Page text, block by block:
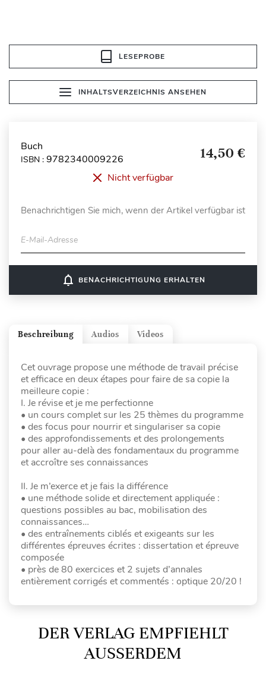
LESEPROBE
INHALTSVERZEICHNIS ANSEHEN
Buch
ISBN : 9782340009226 14,50 €
Nicht verfügbar
Benachrichtigen Sie mich, wenn der Artikel verfügbar ist
E-Mail-Adresse
notifications_none BENACHRICHTIGUNG ERHALTEN
Videos
Audios
Beschreibung
Cet ouvrage propose une méthode de travail précise
et efficace en deux étapes pour faire de sa copie la
meilleure copie :
I. Je révise et je me perfectionne
• un cours complet sur les 25 thèmes du programme
• des focus pour nourrir et singulariser sa copie
• des approfondissements et des prolongements
pour aller au-delà des fondamentaux du programme
et accroître ses connaissances
II. Je m’exerce et je fais la différence
• une méthode solide et directement appliquée :
questions possibles au bac, mobilisation des
connaissances…
• des entraînements ciblés et exigeants sur les
différentes épreuves écrites : dissertation et épreuve
composée
• près de 80 exercices et 2 sujets d’annales
entièrement corrigés et commentés : optique 20/20 !
DER VERLAG EMPFIEHLT
AUSSERDEM